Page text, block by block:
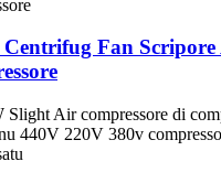
Fan